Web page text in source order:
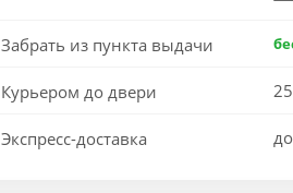
Забрать из пункта выдачи
Курьером до двери
Экспресс-доставка